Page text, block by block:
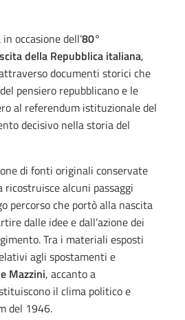
occasione dell’80°
della Repubblica italiana,
documenti storici che
pensiero repubblicano e le
al referendum istituzionale del
decisivo nella storia del
di fonti originali conservate
alcuni passaggi
percorso che portò alla nascita
dalle idee e dall’azione dei
Tra i materiali esposti
agli spostamenti e
Mazzini, accanto a
il clima politico e
del 1946.